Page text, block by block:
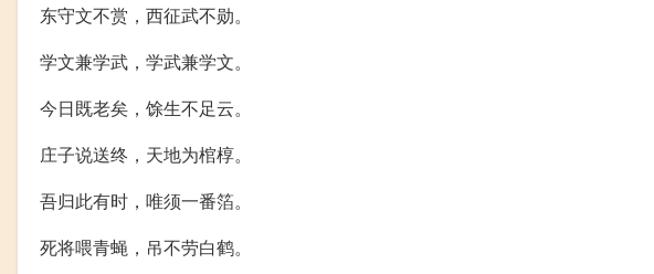
东守文不赏，西征武不勋。
学文兼学武，学武兼学文。
今日既老矣，馀生不足云。
庄子说送终，天地为棺椁。
吾归此有时，唯须一番箔。
死将喂青蝇，吊不劳白鹤。